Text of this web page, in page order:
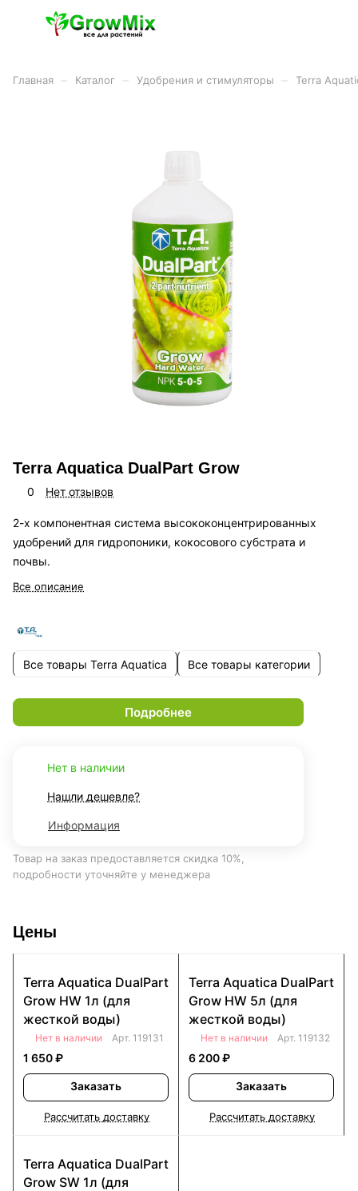
Главная Каталог Удобрения и стимуляторы Terra
Terra Aquatica DualPart Grow
0 Нет отзывов
2-х компонентная система высококонцентрированных
удобрений для гидропоники, кокосового субстрата и
почвы.
Все описание
Все товары Terra Aquatica Все товары категории
Подробнее
Нет в наличии
Нашли дешевле?
Информация
Товар на заказ предоставляется скидка 10%,
подробности уточняйте у менеджера
Цены
Terra Aquatica DualPart
Grow HW 1л (для
жесткой воды)
Нет в наличии Арт. 119131
1 650 ₽
Заказать
Рассчитать доставку
Terra Aquatica DualPart
Grow HW 5л (для
жесткой воды)
Нет в наличии Арт. 119132
6 200 ₽
Заказать
Рассчитать доставку
Terra Aquatica DualPart
Grow SW 1л (для